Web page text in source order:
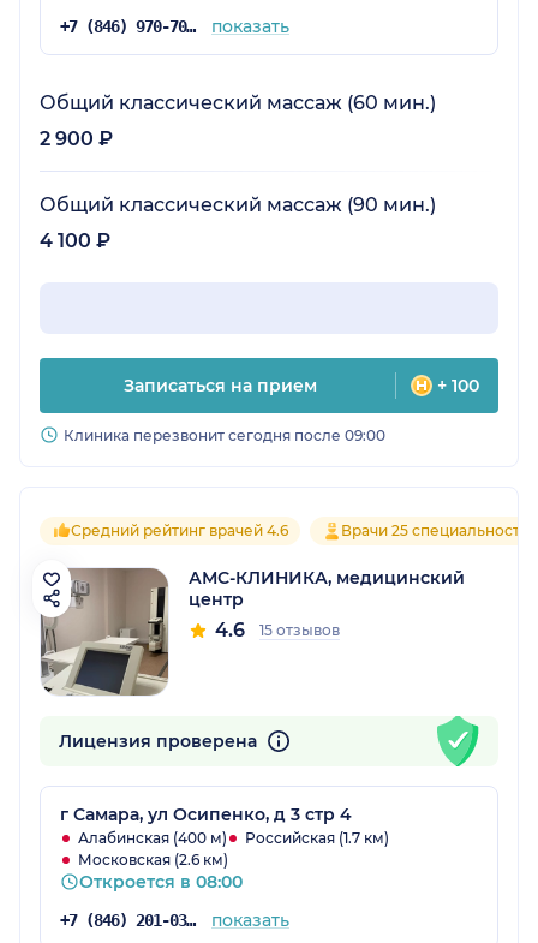
+7 (846) 970-70-83 показать
Общий классический массаж (60 мин.)
2 900 ₽
Общий классический массаж (90 мин.)
4 100 ₽
Записаться на прием + 100
Клиника перезвонит сегодня после 09:00
Средний рейтинг врачей 4.6 Врачи 25 специальностей
АМС-КЛИНИКА, медицинский
центр
4.6 15 отзывов
Лицензия проверена
г Самара, ул Осипенко, д 3 стр 4
Алабинская (400 м)
Российская (1.7 км)
Московская (2.6 км)
Откроется в 08:00
+7 (846) 201-03-05 показать